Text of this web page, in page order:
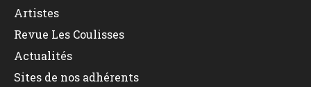
Artistes
Revue Les Coulisses
Actualités
Sites de nos adhérents